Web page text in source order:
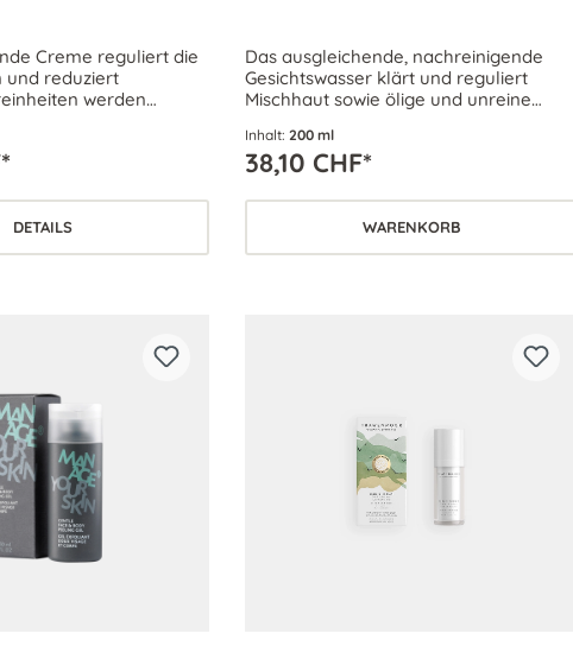
Creme reguliert die
und reduziert
werden
versorgt.
sowie für ölige
DETAILS
Das ausgleichende, nachreinigende
Gesichtswasser klärt und reguliert
Mischhaut sowie ölige und unreine
und sorgt für ein verfeinertes Hautbild.
Inhalt:200 ml
38,10 CHF*
WARENKORB